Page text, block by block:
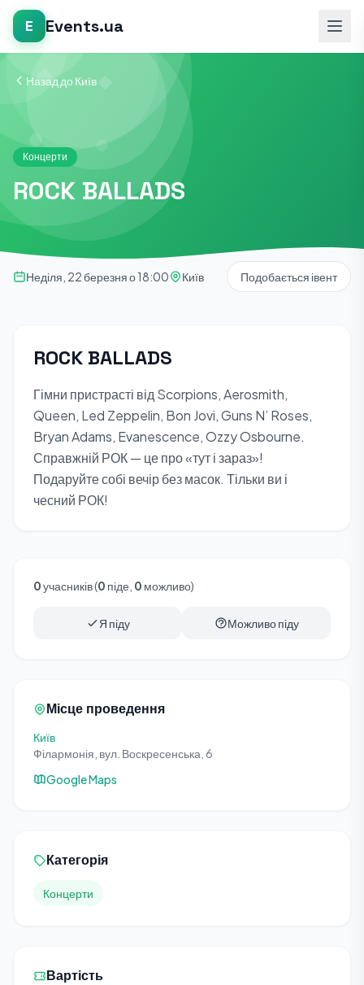
E Events.ua
Назад до Київ
Концерти
ROCK BALLADS
Неділя, 22 березня о 18:00 Київ Подобається івент
ROCK BALLADS
Гімни пристрасті від Scorpions, Aerosmith,
Queen, Led Zeppelin, Bon Jovi, Guns N’ Roses,
Bryan Adams, Evanescence, Ozzy Osbourne.
Справжній РОК — це про «тут і зараз»!
Подаруйте собі вечір без масок. Тільки ви і
чесний РОК!
0учасників (0 піде, 0 можливо)
Я піду Можливо піду
Місце проведення
Київ
Філармонія, вул. Воскресенська, 6
Google Maps
Категорія
Концерти
Вартість